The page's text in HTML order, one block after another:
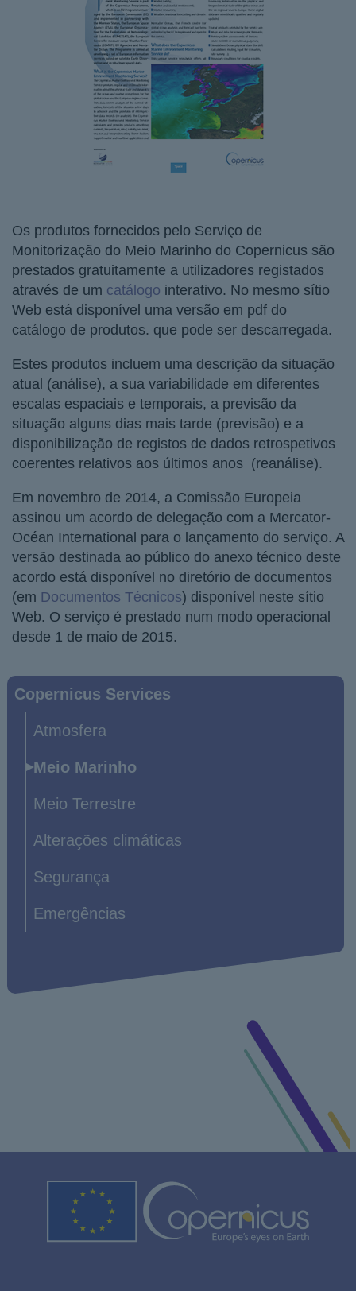
Main
navigation
Copernicus Services
Atmosfera
Meio Marinho
Meio Terrestre
Alterações climáticas
Segurança
Emergências
Os produtos fornecidos pelo Serviço de
Monitorização do Meio Marinho do Copernicus são
prestados gratuitamente a utilizadores registados
através de um catálogo interativo. No mesmo sítio
Web está disponível uma versão em pdf do
catálogo de produtos. que pode ser descarregada.
Estes produtos incluem uma descrição da situação
atual (análise), a sua variabilidade em diferentes
escalas espaciais e temporais, a previsão da
situação alguns dias mais tarde (previsão) e a
disponibilização de registos de dados retrospetivos
coerentes relativos aos últimos anos (reanálise).
Em novembro de 2014, a Comissão Europeia
assinou um acordo de delegação com a Mercator-
Océan International para o lançamento do serviço. A
versão destinada ao público do anexo técnico deste
acordo está disponível no diretório de documentos
(em Documentos Técnicos) disponível neste sítio
Web. O serviço é prestado num modo operacional
desde 1 de maio de 2015.